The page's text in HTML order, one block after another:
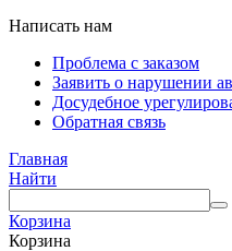
Написать нам
Проблема с заказом
Заявить о нарушении
Досудебное
Обратная связь
Главная
Найти
Корзина
Корзина